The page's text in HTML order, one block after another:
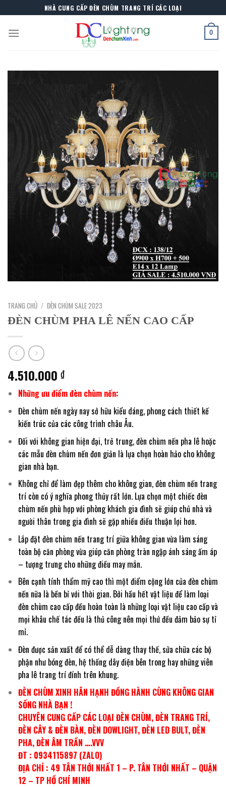
to
content
NHÀ CUNG CẤP ĐÈN CHÙM TRANG TRÍ CÁC LOẠI
0
TRANG CHỦ / ĐÈN CHÙM SALE 2023
ĐÈN CHÙM PHA LÊ NẾN CAO CẤP
4.510.000 ₫
Những ưu điểm đèn chùm nến:
Đèn chùm nến ngày nay sở hữu kiểu dáng, phong cách thiết kế
kiến trúc của các công trình châu Âu.
Đối với không gian hiện đại, trẻ trung, đèn chùm nến pha lê hoặc
các mẫu đèn chùm nến đơn giản là lựa chọn hoàn hảo cho không
gian nhà bạn.
Không chỉ để làm đẹp thêm cho không gian, đèn chùm nến trang
trí còn có ý nghĩa phong thủy rất lớn. Lựa chọn một chiếc đèn
chùm nến phù hợp với phòng khách gia đình sẽ giúp chủ nhà và
người thân trong gia đình sẽ gặp nhiều điều thuận lợi hơn.
Lắp đặt đèn chùm nến trang trí giữa không gian vừa làm sáng
toàn bộ căn phòng vừa giúp căn phòng tràn ngập ánh sáng ấm áp
– tượng trưng cho những điều may mắn.
Bên cạnh tính thẩm mỹ cao thì một điểm cộng lớn của đèn chùm
nến nữa là bền bỉ với thời gian. Bởi hầu hết vật liệu để làm loại
đèn chùm cao cấp đều hoàn toàn là những loại vật liệu cao cấp và
mọi khâu chế tác đều là thủ công nên mọi thứ đều đảm bảo sự tỉ
mỉ.
Đèn được sản xuất để có thể dễ dàng thay thế, sửa chữa các bộ
phận như bóng đèn, hệ thống dây điện bên trong hay những viên
pha lê trang trí đính trên khung.
ĐÈN CHÙM XINH HÂN HẠNH ĐỒNG HÀNH CÙNG KHÔNG GIAN
SỐNG NHÀ BẠN !
CHUYÊN CUNG CẤP CÁC LOẠI ĐÈN CHÙM, ĐÈN TRANG TRÍ,
ĐÈN CÂY & ĐÈN BÀN, ĐÈN DOWLIGHT, ĐÈN LED BULT, ĐÈN
PHA, ĐÈN ÂM TRẦN ….VVV
ĐT : 0934115897 (ZALO)
ĐỊA CHỈ : 49 TÂN THỚI NHẤT 1 – P. TÂN THỚI NHẤT – QUẬN
12 – TP HỒ CHÍ MINH